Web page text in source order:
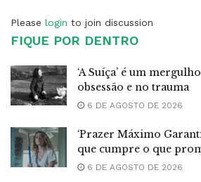
Please login to join discussion
FIQUE POR DENTRO
‘A Suíça’ é um
obsessão e no trauma
6 DE AGOSTO DE 2026
‘Prazer Máximo
que cumpre o que
6 DE AGOSTO DE 2026